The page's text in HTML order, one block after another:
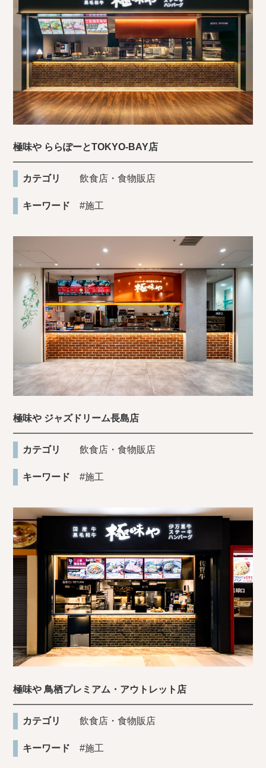
極味や ららぽーとTOKYO-BAY店
カテゴリ 飲食店・食物販店
キーワード #施工
極味や ジャズドリーム長島店
カテゴリ 飲食店・食物販店
キーワード #施工
極味や 鳥栖プレミアム・アウトレット店
カテゴリ 飲食店・食物販店
キーワード #施工